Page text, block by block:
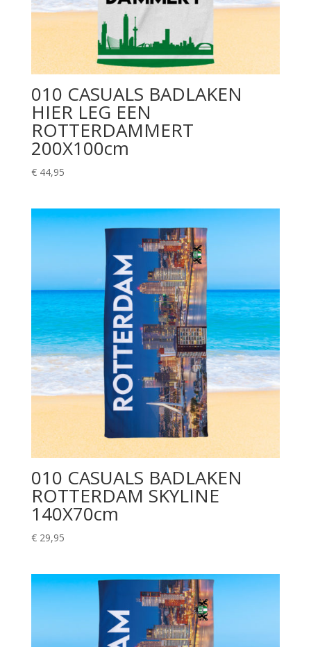
010 CASUALS BADLAKEN
HIER LEG EEN
ROTTERDAMMERT
200X100cm
€44,95
010 CASUALS BADLAKEN
ROTTERDAM SKYLINE
140X70cm
€29,95